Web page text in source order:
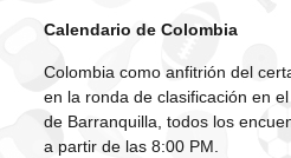
Calendario de Colombia
Colombia como anfitrión del
en la ronda de clasificación en
de Barranquilla, todos los
a partir de las 8:00 PM.